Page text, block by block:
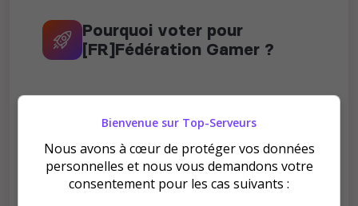
Pourquoi voter pour
[FR]Fédération Gamer ?
Améliore le classement
Votre vote aide le serveur à monter dans le
Bienvenue sur Top-Serveurs
Nous avons à cœur de protéger vos données
personnelles et nous vous demandons votre
consentement pour les cas suivants :